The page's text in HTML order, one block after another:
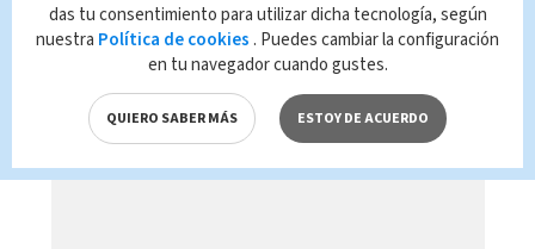
Telediario En Directo con Paula
Brenes, 07 de agosto 2026
das tu consentimiento para utilizar dicha tecnología, según
nuestra Política de cookies . Puedes cambiar la configuración
en tu navegador cuando gustes.
QUIERO SABER MÁS ESTOY DE ACUERDO